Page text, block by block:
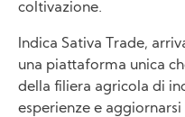
coltivazione.
Indica Sativa Trade,
una piattaforma unica
della filiera agricola di
esperienze e